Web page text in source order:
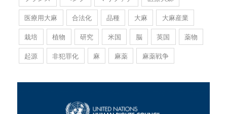
医療用大麻
合法化 品種 大麻
大麻産業
栽培
植物 研究 米国 脳 英国
薬物
起源
非犯罪化 麻 麻薬 麻薬戦争